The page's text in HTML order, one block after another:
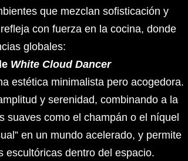
que mezclan sofisticación y
con fuerza en la cocina, donde
globales:
White Cloud Dancer
estética minimalista pero acogedora.
y serenidad, combinando a la
suaves como el champán o el níquel
en un mundo acelerado, y permite
escultóricas dentro del espacio.